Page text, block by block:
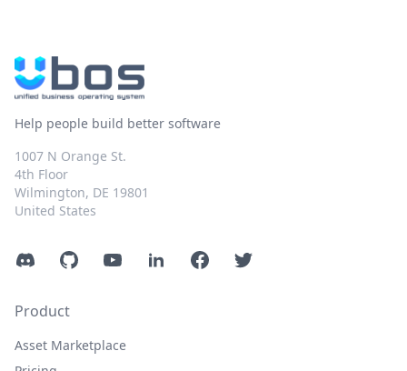
Help people build better software
1007 N Orange St.
4th Floor
Wilmington, DE 19801
United States
DiscordGitHubYouTubeLinkedInFacebookTwitter
Product
Asset Marketplace